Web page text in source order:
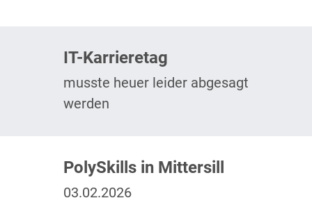
IT-Karrieretag
musste heuer leider abgesagt
werden
PolySkills in Mittersill
03.02.2026